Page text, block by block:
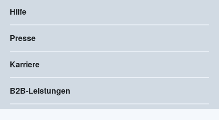
Hilfe
Presse
Karriere
B2B-Leistungen